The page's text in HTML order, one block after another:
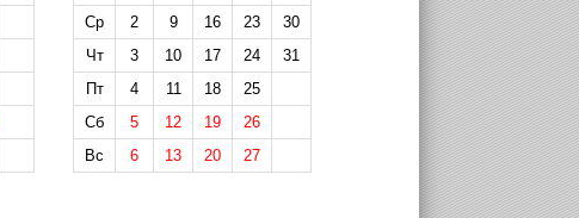
Ср
2 9 16 23
30
Чт
3 10 17 24
31
Пт
4 11 18
25
Сб
5 12 19
26
Вс
6 13 20 27